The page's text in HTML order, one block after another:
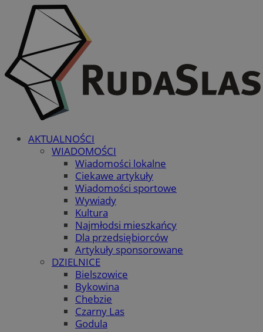
AKTUALNOŚCI
WIADOMOŚCI
Wiadomości lokalne
Ciekawe artykuły
Wiadomości sportowe
Wywiady
Kultura
Najmłodsi mieszkańcy
Dla przedsiębiorców
Artykuły sponsorowane
DZIELNICE
Bielszowice
Bykowina
Chebzie
Czarny Las
Godula